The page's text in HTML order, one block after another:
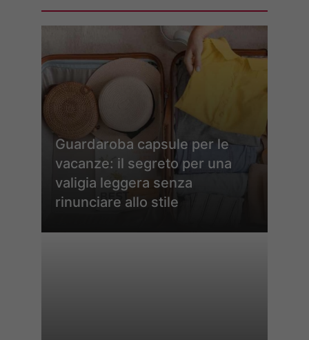
Guardaroba capsule per le
vacanze: il segreto per una
valigia leggera senza
rinunciare allo stile